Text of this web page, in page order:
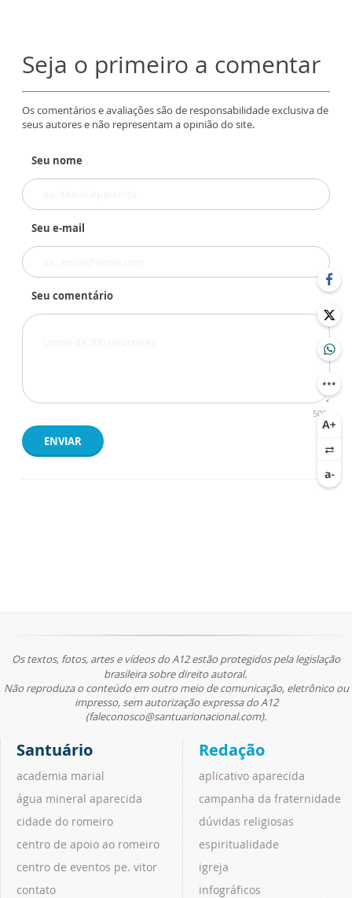
Seja o primeiro a comentar
Os comentários e avaliações são de responsabilidade exclusiva de
seus autores e não representam a opinião do site.
Seu nome
Seu e-mail
Seu comentário
500
ENVIAR
Os textos, fotos, artes e vídeos do A12 estão protegidos pela legislação
brasileira sobre direito autoral.
Não reproduza o conteúdo em outro meio de comunicação, eletrônico ou
impresso, sem autorização expressa do A12
(faleconosco@santuarionacional.com).
Santuário
academia marial
água mineral aparecida
cidade do romeiro
centro de apoio ao romeiro
centro de eventos pe. vitor
contato
Redação
aplicativo aparecida
campanha da fraternidade
dúvidas religiosas
espiritualidade
igreja
infográficos